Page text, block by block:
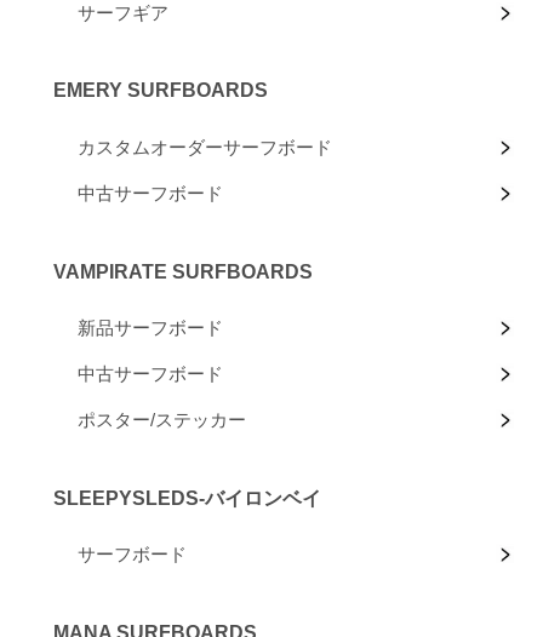
サーフギア
EMERY SURFBOARDS
カスタムオーダーサーフボード
中古サーフボード
VAMPIRATE SURFBOARDS
新品サーフボード
中古サーフボード
ポスター/ステッカー
SLEEPYSLEDS-バイロンベイ
サーフボード
MANA SURFBOARDS